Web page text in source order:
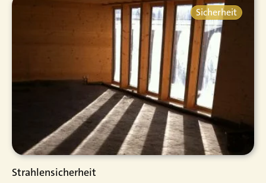
Sicherheit
Strahlensicherheit